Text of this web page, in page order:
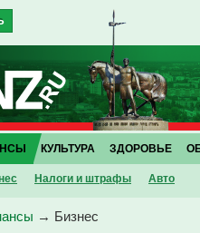
Налоги и штрафы Авто
КУЛЬТУРА ЗДОРОВЬЕ
→ Бизнес